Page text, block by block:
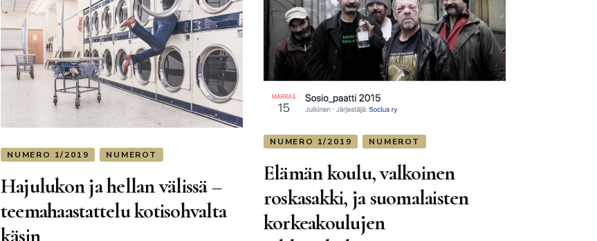
NUMERO 1/2019 NUMEROT
Hajulukon ja hellan välissä –
teemahaastattelu kotisohvalta
käsin
NUMERO 1/2019 NUMEROT
Elämän koulu, valkoinen
roskasakki, ja suomalaisten
korkeakoulujen